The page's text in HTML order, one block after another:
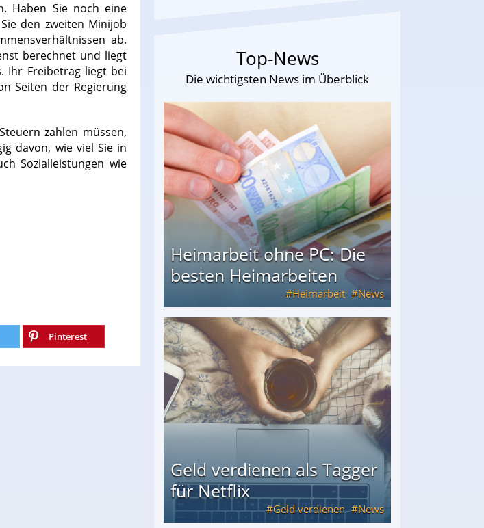
Haben Sie noch eine
den zweiten Minijob
ab.
berechnet und liegt
Ihr Freibetrag liegt bei
Seiten der Regierung
zahlen müssen,
davon, wie viel Sie in
Sozialleistungen wie
Pinterest
Top-News
Die wichtigsten News im Überblick
Heimarbeit ohne PC: Die
besten Heimarbeiten
Heimarbeit News
PC: Die besten Heimarbeiten
Geld verdienen als Tagger
für Netflix
Geld verdienen News